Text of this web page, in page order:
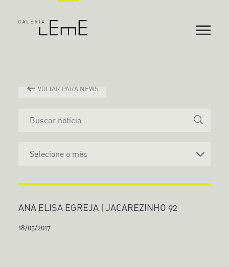
VOLTAR PARA NEWS
ANA ELISA EGREJA | JACAREZINHO 92
18/05/2017